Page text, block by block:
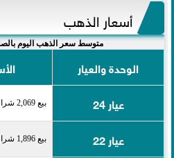
أسعار الذهب
متوسط سعر الذهب اليوم
الوحدة والعيار
عيار 24
بيع 2,069 شراء 2,114
عيار 22 بيع 1,896 شراء 1,938